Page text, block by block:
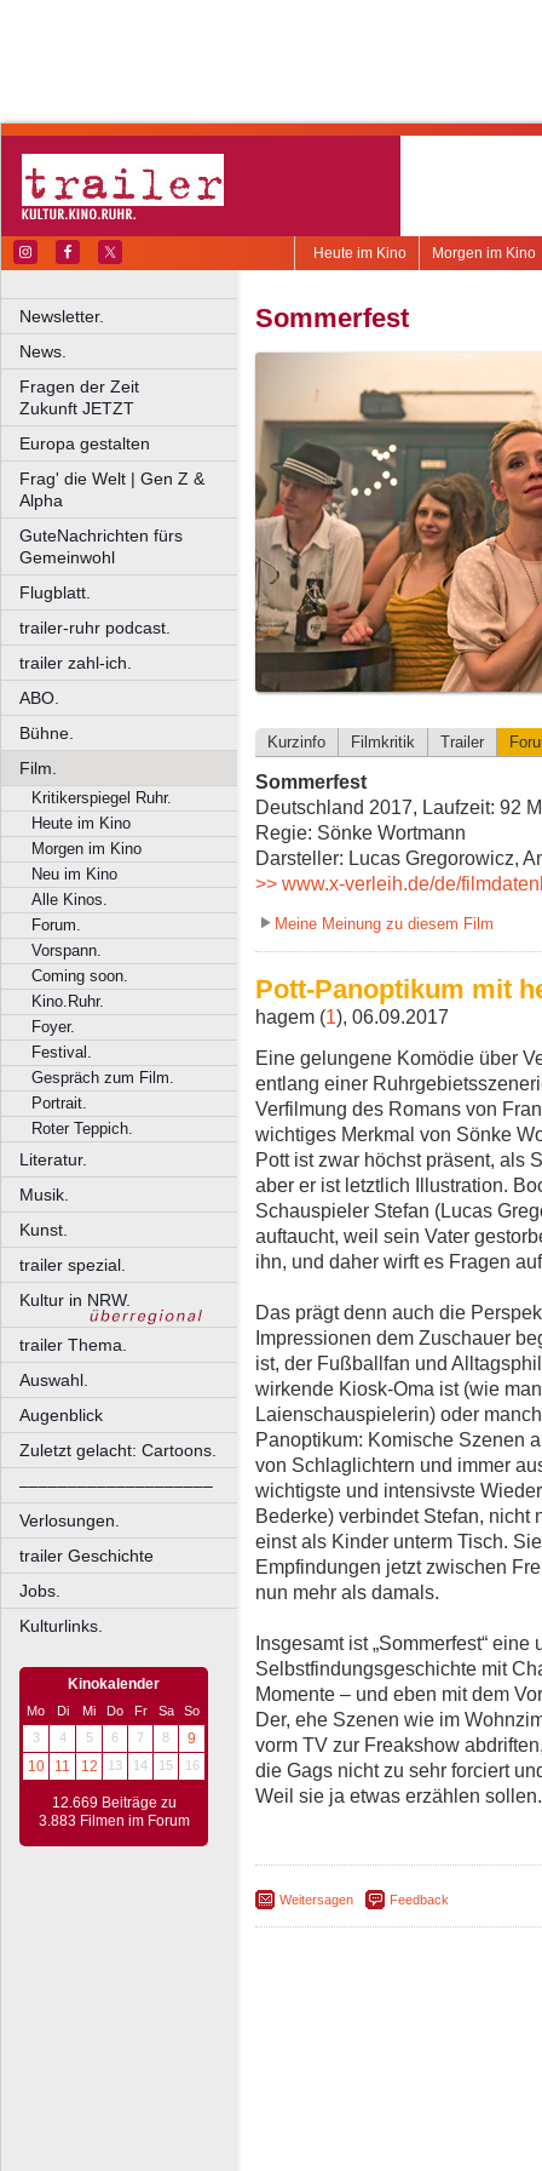
Morgen im Kino
Heute im Kino
Newsletter.
News.
Fragen der Zeit
Zukunft JETZT
Europa gestalten
Frag' die Welt | Gen Z &
Alpha
GuteNachrichten fürs
Gemeinwohl
Flugblatt.
trailer-ruhr podcast.
trailer zahl-ich.
ABO.
Bühne.
Film.
Kritikerspiegel Ruhr.
Heute im Kino
Morgen im Kino
Neu im Kino
Alle Kinos.
Forum.
Vorspann.
Coming soon.
Kino.Ruhr.
Foyer.
Festival.
Gespräch zum Film.
Portrait.
Roter Teppich.
Literatur.
Musik.
Kunst.
trailer spezial.
Kultur in NRW.
trailer Thema.
Auswahl.
Augenblick
Zuletzt gelacht: Cartoons.
––––––––––––––––––––
Verlosungen.
trailer Geschichte
Jobs.
Kulturlinks.
Kinokalender
Mo Di Mi Do Fr Sa
So
3
4 5 6 7 8
9
10
11 12 13 14 15 16
12.669 Beiträge zu
3.883 Filmen im Forum
Sommerfest
Kurzinfo Filmkritik Trailer
Sommerfest
Deutschland 2017, Laufzeit: 92
Regie: Sönke Wortmann
Darsteller: Lucas Gregorowicz,
>> www.x-verleih.de/de/
Meine Meinung zu diesem Film
Pott-Panoptikum mit
hagem (1), 06.09.2017
Eine gelungene Komödie über
entlang einer
Verfilmung des Romans von
wichtiges Merkmal von Sönke
Pott ist zwar höchst präsent, als
aber er ist letztlich Illustration.
Schauspieler Stefan (Lucas
auftaucht, weil sein Vater
ihn, und daher wirft es Fragen
Das prägt denn auch die
Impressionen dem Zuschauer
ist, der Fußballfan und
wirkende Kiosk-Oma ist (wie
Laienschauspielerin) oder
Panoptikum: Komische Szenen
von Schlaglichtern und immer
wichtigste und intensivste
Bederke) verbindet Stefan, nicht
einst als Kinder unterm Tisch.
Empfindungen jetzt zwischen
nun mehr als damals.
Insgesamt ist „Sommerfest“ eine
Selbstfindungsgeschichte mit
Momente – und eben mit dem
Der, ehe Szenen wie im
vorm TV zur Freakshow
die Gags nicht zu sehr forciert
Weil sie ja etwas erzählen sollen.
Weitersagen Feedback